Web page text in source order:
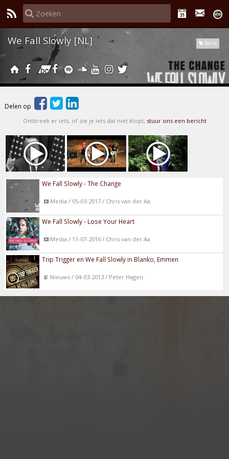
Band
We Fall Slowly [NL]
Delen op
Ontbreek er iets, of zie je iets dat niet klopt, stuur ons een bericht
We Fall Slowly - The Change
Media / 05-03-2017 / Chris van der Aa
We Fall Slowly - Lose Your Heart
Media / 11-07-2016 / Chris van der Aa
Trip Trigger en We Fall Slowly in Blanko, Emmen
Nieuws / 04-03-2013 / Peter Hagen